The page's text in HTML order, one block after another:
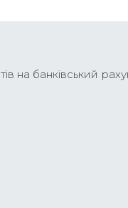
на банківський